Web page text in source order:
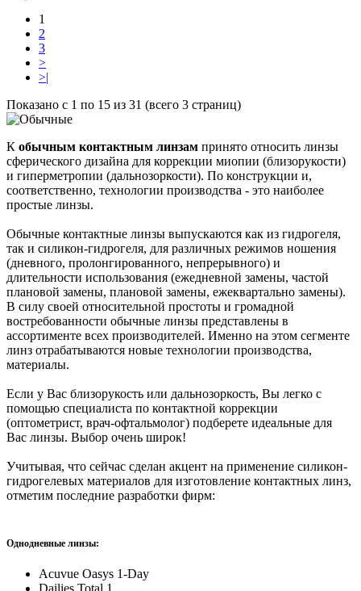
1
2
3
>
>|
Показано с 1 по 15 из 31 (всего 3 страниц)
К обычным контактным линзам принято относить линзы
сферического дизайна для коррекции миопии (близорукости)
и гиперметропии (дальнозоркости). По конструкции и,
соответственно, технологии производства - это наиболее
простые линзы.
Обычные контактные линзы выпускаются как из гидрогеля,
так и силикон-гидрогеля, для различных режимов ношения
(дневного, пролонгированного, непрерывного) и
длительности использования (ежедневной замены, частой
плановой замены, плановой замены, ежеквартально замены).
В силу своей относительной простоты и громадной
востребованности обычные линзы представлены в
ассортименте всех производителей. Именно на этом сегменте
линз отрабатываются новые технологии производства,
материалы.
Если у Вас близорукость или дальнозоркость, Вы легко с
помощью специалиста по контактной коррекции
(оптометрист, врач-офтальмолог) подберете идеальные для
Вас линзы. Выбор очень широк!
Учитывая, что сейчас сделан акцент на применение силикон-
гидрогелевых материалов для изготовление контактных линз,
отметим последние разработки фирм:
Однодневные линзы:
Acuvue Oasys 1-Day
Dailies Total 1